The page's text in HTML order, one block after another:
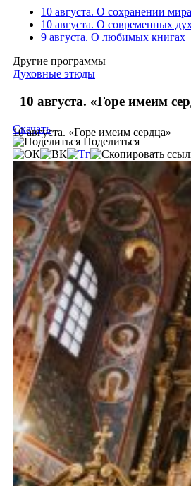
10 августа. О сохранении мира
10 августа. О современных
9 августа. О любимых книгах
Другие программы
Духовные этюды
10 августа. «Горе имеим
10 августа. «Горе имеим сердца»
Скачать
Поделиться